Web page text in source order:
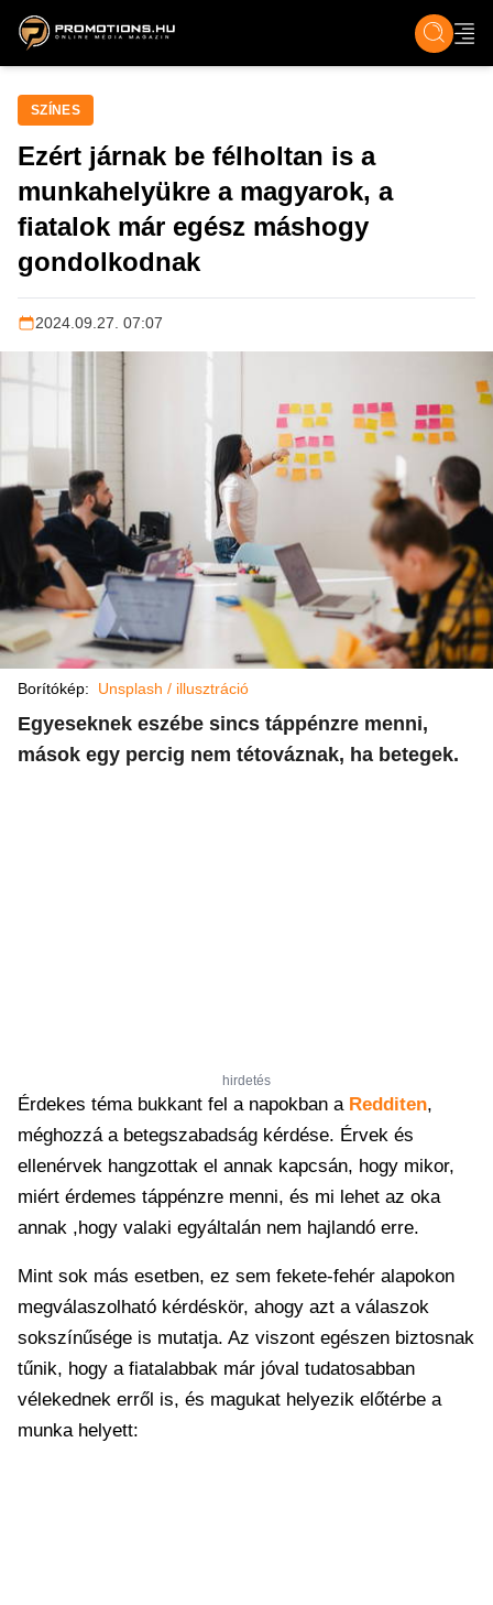
ZENE, FILM & KULT ÉLET TECH &
SZÍNES
Ezért járnak be félholtan is a
munkahelyükre a magyarok, a
fiatalok már egész máshogy
gondolkodnak
2024.09.27. 07:07
Borítókép: Unsplash / illusztráció
Egyeseknek eszébe sincs táppénzre menni,
mások egy percig nem tétováznak, ha betegek.
hirdetés
Érdekes téma bukkant fel a napokban a Redditen,
méghozzá a betegszabadság kérdése. Érvek és
ellenérvek hangzottak el annak kapcsán, hogy mikor,
miért érdemes táppénzre menni, és mi lehet az oka
annak ,hogy valaki egyáltalán nem hajlandó erre.
Mint sok más esetben, ez sem fekete-fehér alapokon
megválaszolható kérdéskör, ahogy azt a válaszok
sokszínűsége is mutatja. Az viszont egészen biztosnak
tűnik, hogy a fiatalabbak már jóval tudatosabban
vélekednek erről is, és magukat helyezik előtérbe a
munka helyett: